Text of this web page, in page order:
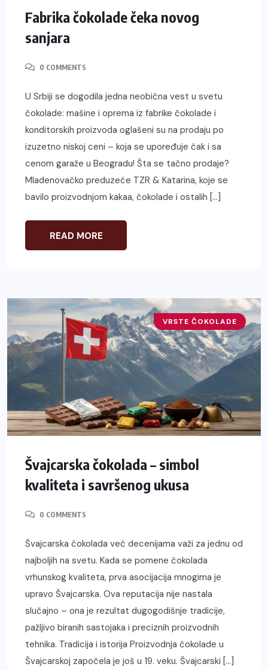
Fabrika čokolade čeka novog
sanjara
0 COMMENTS
U Srbiji se dogodila jedna neobična vest u svetu
čokolade: mašine i oprema iz fabrike čokolade i
konditorskih proizvoda oglašeni su na prodaju po
izuzetno niskoj ceni – koja se upoređuje čak i sa
cenom garaže u Beogradu! Šta se tačno prodaje?
Mladenovačko preduzeće TZR & Katarina, koje se
bavilo proizvodnjom kakaa, čokolade i ostalih […]
READ MORE
VRSTE ČOKOLADE
Švajcarska čokolada – simbol
kvaliteta i savršenog ukusa
0 COMMENTS
Švajcarska čokolada već decenijama važi za jednu od
najboljih na svetu. Kada se pomene čokolada
vrhunskog kvaliteta, prva asocijacija mnogima je
upravo Švajcarska. Ova reputacija nije nastala
slučajno – ona je rezultat dugogodišnje tradicije,
pažljivo biranih sastojaka i preciznih proizvodnih
tehnika. Tradicija i istorija Proizvodnja čokolade u
Švajcarskoj započela je još u 19. veku. Švajcarski […]